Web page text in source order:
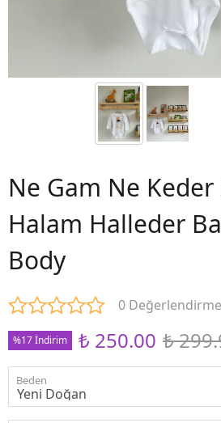
Ne Gam Ne Keder
Halam Halleder
Body
0 Değerlendirme
%17 İndirim ₺ 250.00 ₺
Beden